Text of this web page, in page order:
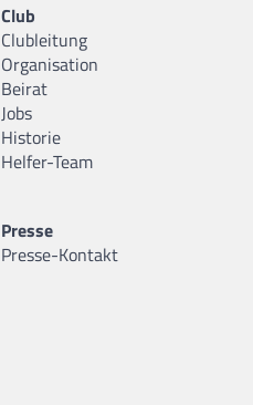
Club
Clubleitung
Organisation
Beirat
Jobs
Historie
Helfer-Team
Presse
Presse-Kontakt